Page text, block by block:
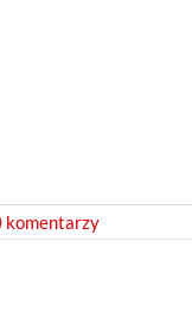
komentarzy